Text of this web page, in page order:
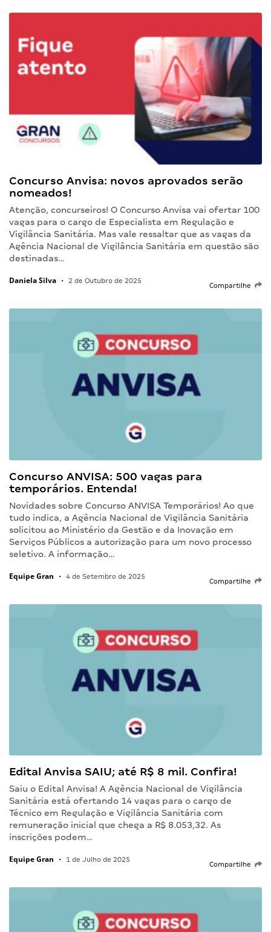
Concurso Anvisa: novos aprovados serão
nomeados!
Atenção, concurseiros! O Concurso Anvisa vai ofertar 100
vagas para o cargo de Especialista em Regulação e
Vigilância Sanitária. Mas vale ressaltar que as vagas da
Agência Nacional de Vigilância Sanitária em questão são
destinadas…
Daniela Silva • 2 de Outubro de 2025
Compartilhe
Concurso ANVISA: 500 vagas para
temporários. Entenda!
Novidades sobre Concurso ANVISA Temporários! Ao que
tudo indica, a Agência Nacional de Vigilância Sanitária
solicitou ao Ministério da Gestão e da Inovação em
Serviços Públicos a autorização para um novo processo
seletivo. A informação…
Equipe Gran • 4 de Setembro de 2025
Compartilhe
Edital Anvisa SAIU; até R$ 8 mil. Confira!
Saiu o Edital Anvisa! A Agência Nacional de Vigilância
Sanitária está ofertando 14 vagas para o cargo de
Técnico em Regulação e Vigilância Sanitária com
remuneração inicial que chega a R$ 8.053,32. As
inscrições podem…
Equipe Gran • 1 de Julho de 2025
Compartilhe